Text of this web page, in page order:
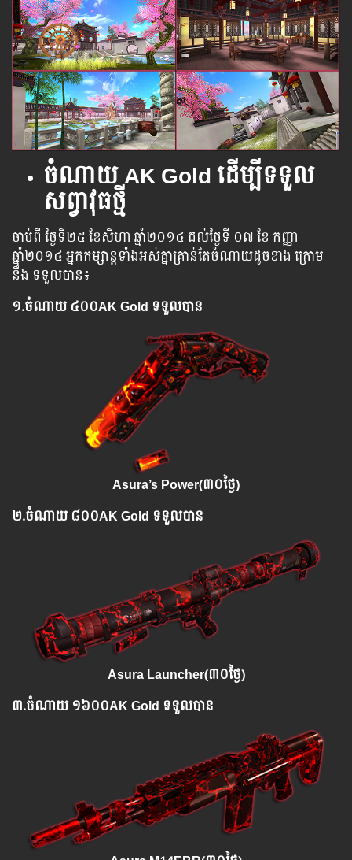
ចំណាយ AK Gold ដើម្បីទទួល
សព្វាវុធថ្មី
ចាប់ពី ​​ថ្ងៃ​ទី​២៥ ​ខែសីហា ​ឆ្នាំ២០១៤ ​ដល់​ថ្ងៃ​ទី​ ០៧ ខែ​ កញ្ញា ​​
ឆ្នាំ២០១៤ ​អ្នក​​​កម្សាន្ដ​​​ទាំង​​អស់​​គ្នា​​​គ្រាន់​​​តែ​​​ចំណាយ​​ដូច​​​ខាង​​​ ក្រោម​​​
នឹង​​ ​ទទួល​​បាន​​៖​
១.​ចំណាយ ៤០០AK Gold ទទួលបាន
Asura’s Power(៣០ថ្ងៃ)
២.ចំណាយ៨០០AK Gold ទទួលបាន
Asura Launcher(៣០ថ្ងៃ)
៣.​ចំណាយ១៦០០AK Gold ទទួលបាន